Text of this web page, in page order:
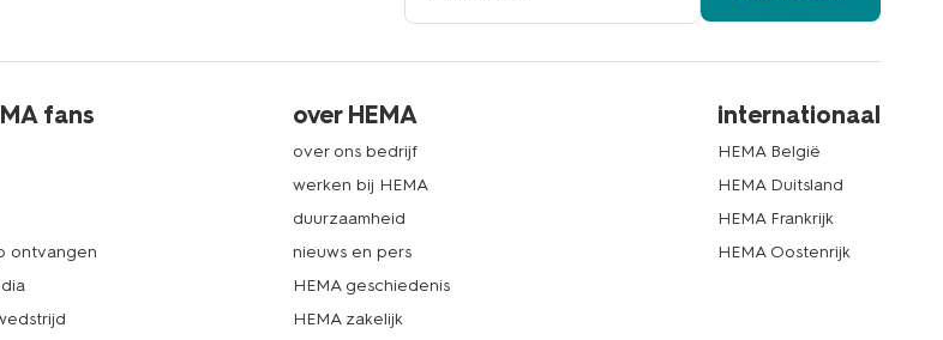
fans
ontvangen
over HEMA
over ons bedrijf
werken bij HEMA
duurzaamheid
nieuws en pers
HEMA geschiedenis
HEMA zakelijk
internationaal
HEMA België
HEMA Duitsland
HEMA Frankrijk
HEMA Oostenrijk